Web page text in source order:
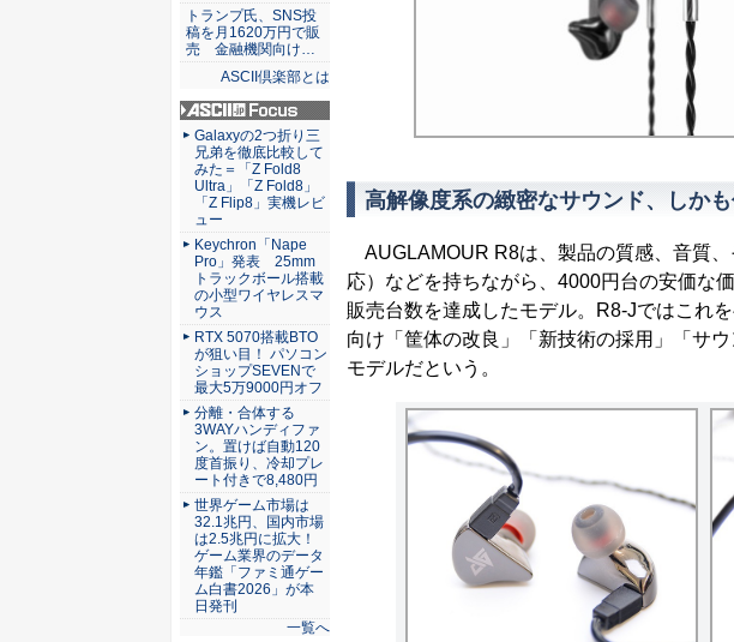
高解像度系の緻密なサウンド、しか
AUGLAMOUR R8は、製品の質感、音質
応）などを持ちながら、4000円台の安価な
販売台数を達成したモデル。R8-Jではこれ
向け「筐体の改良」「新技術の採用」「サ
モデルだという。
トランプ氏、SNS投
稿を月1620万円で販
売 金融機関向け…
ASCII倶楽部とは
ASCII.jp Focus
Galaxyの2つ折り三
兄弟を徹底比較して
みた＝「Z Fold8
Ultra」「Z Fold8」
「Z Flip8」実機レビ
ュー
Keychron「Nape
Pro」発表 25mm
トラックボール搭載
の小型ワイヤレスマ
ウス
RTX 5070搭載BTO
が狙い目！ パソコン
ショップSEVENで
最大5万9000円オフ
分離・合体する
3WAYハンディファ
ン。置けば自動120
度首振り、冷却プレ
ート付きで8,480円
世界ゲーム市場は
32.1兆円、国内市場
は2.5兆円に拡大！
ゲーム業界のデータ
年鑑「ファミ通ゲー
ム白書2026」が本
日発刊
一覧へ